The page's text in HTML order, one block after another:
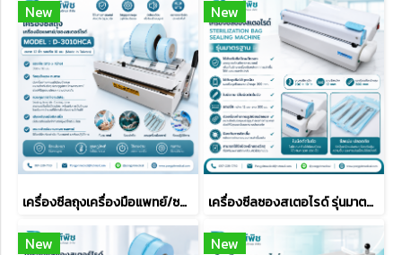
New
เครื่องซีลถุงเครื่องมือแพทย์/ซองสเตอร์ไรด์ รุ่น D-3010HCA
New
เครื่องซีลซองสเตอไรด์ รุ่นมาตรฐาน Sterilization Bag Sealing Machine
New New